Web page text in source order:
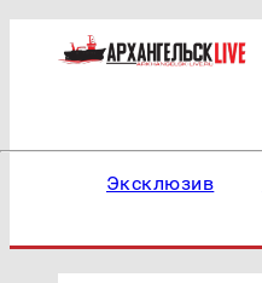
Эксклюзив